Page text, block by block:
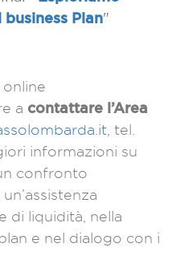
business Plan"
online
a contattare l’Area
, tel.
informazioni su
confronto
di liquidità, nella
e nel dialogo con i